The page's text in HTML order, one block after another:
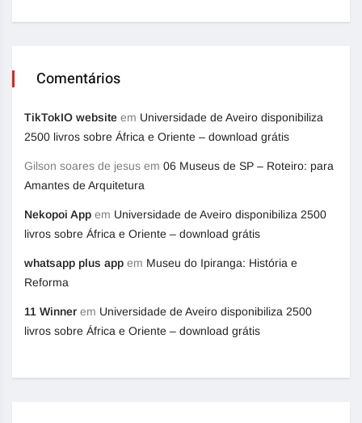
Comentários
TikTokIO website em Universidade de Aveiro disponibiliza
2500 livros sobre África e Oriente – download grátis
Gilson soares de jesus em 06 Museus de SP – Roteiro: para
Amantes de Arquitetura
Nekopoi App em Universidade de Aveiro disponibiliza 2500
livros sobre África e Oriente – download grátis
whatsapp plus app em Museu do Ipiranga: História e
Reforma
11 Winner em Universidade de Aveiro disponibiliza 2500
livros sobre África e Oriente – download grátis